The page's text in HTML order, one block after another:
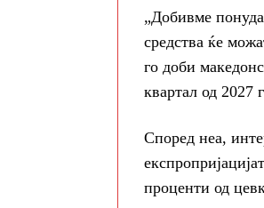
„Добивме
средства ќе
го доби
квартал од 2027
Според неа,
проценти од